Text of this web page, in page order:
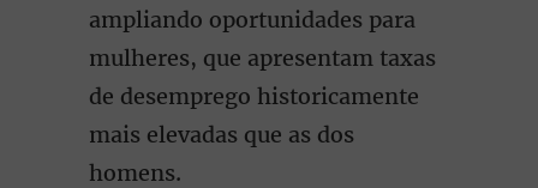
ampliando oportunidades para
mulheres, que apresentam taxas
de desemprego historicamente
mais elevadas que as dos
homens.